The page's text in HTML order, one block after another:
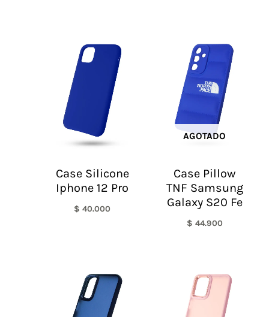
Case Silicone
Iphone 12 Pro
$ 40.000
AGOTADO
Case Pillow
TNF Samsung
Galaxy S20 Fe
$ 44.900